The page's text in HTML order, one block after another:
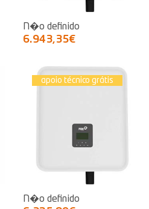
N�o definido
6.943,35€
apoio técnico grátis
N�o definido